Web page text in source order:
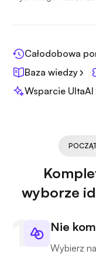
Całodobowa
Baza wiedzy
Wsparcie UltaAI
wyborze
Nie
Wybierz